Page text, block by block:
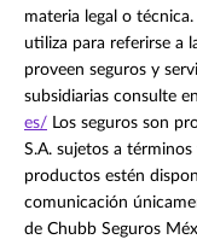
materia legal o
utiliza para referirse a
proveen seguros y
subsidiarias consulte
es/ Los seguros son
S.A. sujetos a
productos estén
comunicación
de Chubb Seguros